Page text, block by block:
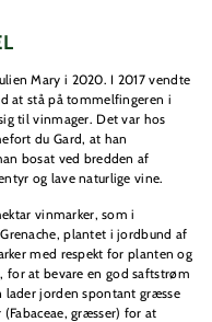
Mary i 2020. I 2017 vendte
at stå på tommelfingeren i
til vinmager. Det var hos
du Gard, at han
bosat ved bredden af
og lave naturlige vine.
vinmarker, som i
plantet i jordbund af
med respekt for planten og
for at bevare en god saftstrøm
lader jorden spontant græsse
græsser) for at